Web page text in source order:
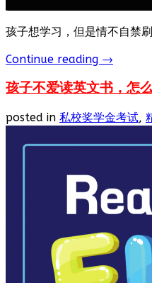
孩子想学习，但是情不自禁
Continue reading →
孩子不爱读英文书，怎
posted in 私校奖学金考试,